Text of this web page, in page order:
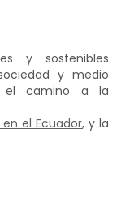
y sostenibles
y medio
el camino a la
el Ecuador, y la